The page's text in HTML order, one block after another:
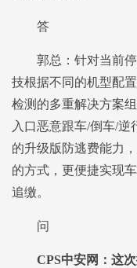
答
郭总：针对当前停
技根据不同的机型配
检测的多重解决方案
入口恶意跟车/倒车/逆
的升级版防逃费能力
的方式，更便捷实现
追缴。
问
CPS中安网：这